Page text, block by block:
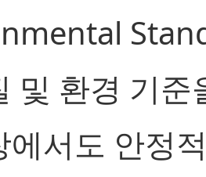
및 환경 기준
에서도 안정